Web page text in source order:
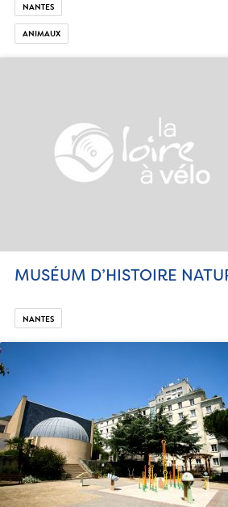
NANTES
ANIMAUX
MUSÉUM D’HISTOIRE
NANTES